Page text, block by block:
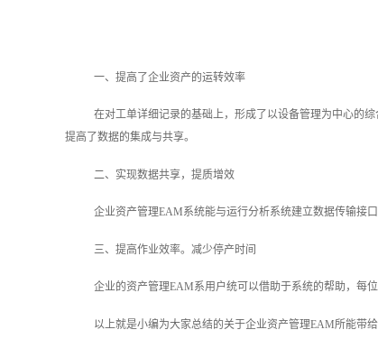
一、提高了企业资产的运转效率
在对工单详细记录的基础上，形成了以设备管理为中心的
提高了数据的集成与共享。
二、实现数据共享，提质增效
企业资产管理EAM‍系统能与运行分析系统建立数据传输接
三、提高作业效率。减少停产时间
企业的资产管理EAM‍系用户统可以借助于系统的帮助，每
以上就是小编为大家总结的关于企业资产管理EAM所能带